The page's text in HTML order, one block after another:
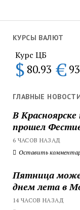
КУРСЫ ВАЛЮТ
Курс ЦБ
$ 80.93 €
ГЛАВНЫЕ
В
прошел
6 ЧАСОВ НАЗАД
Оставить
Пятница
днем лета в
14 ЧАСОВ НАЗАД